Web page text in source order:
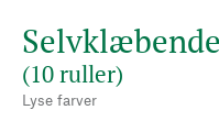
(10 ruller)
Lyse farver